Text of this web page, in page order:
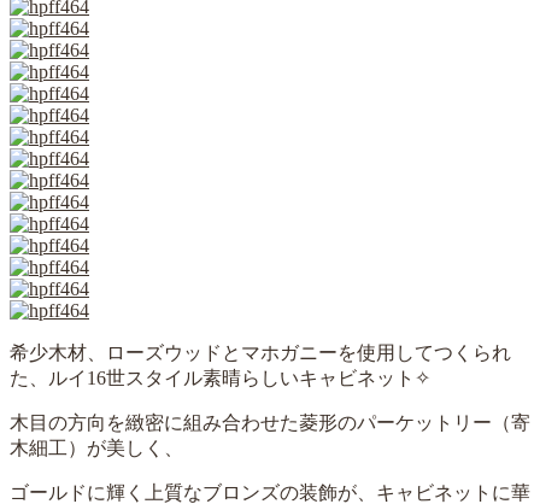
希少木材、ローズウッドとマホガニーを使用してつくられ
た、ルイ16世スタイル素晴らしいキャビネット✧
木目の方向を緻密に組み合わせた菱形のパーケットリー（寄
木細工）が美しく、
ゴールドに輝く上質なブロンズの装飾が、キャビネットに華